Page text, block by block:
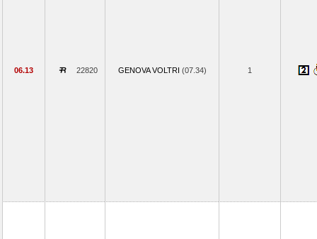
06.13 22820 GENOVA VOLTRI (07.34) 1